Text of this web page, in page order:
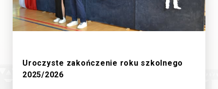
Uroczyste zakończenie roku szkolnego
2025/2026